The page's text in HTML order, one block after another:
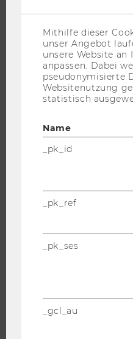
FORSCHUNGSPORTAL
FORSCHENDE
IMPACT DER FORSCHUNG
ORGANISATION DER
ÜBER DIE WU
WIRTSCHAFT UND
CAMPUS
Mithilfe dieser
unser Angebot
unsere Website an
anpassen. Dabei
pseudonymisierte
Websitenutzung
statistisch
Name
_pk_id
_pk_ref
_pk_ses
_gcl_au